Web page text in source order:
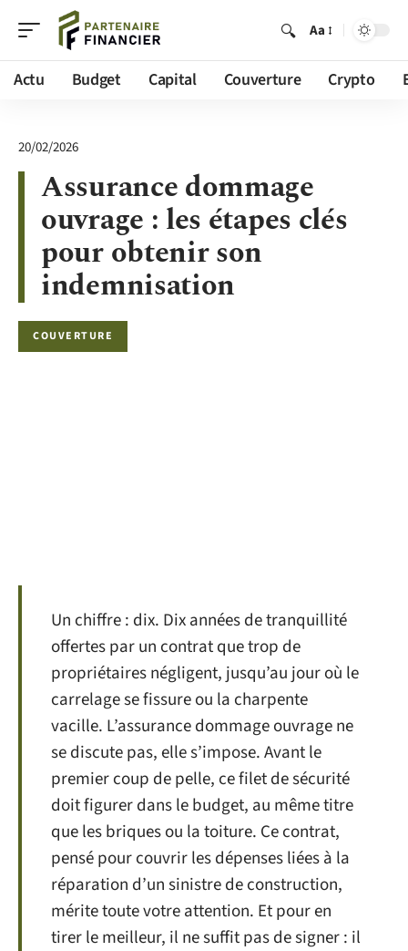
Aa
Actu Budget Capital Couverture Crypto
20/02/2026
Assurance dommage
ouvrage : les étapes clés
pour obtenir son
indemnisation
COUVERTURE
Un chiffre : dix. Dix années de tranquillité
offertes par un contrat que trop de
propriétaires négligent, jusqu’au jour où le
carrelage se fissure ou la charpente
vacille. L’assurance dommage ouvrage ne
se discute pas, elle s’impose. Avant le
premier coup de pelle, ce filet de sécurité
doit figurer dans le budget, au même titre
que les briques ou la toiture. Ce contrat,
pensé pour couvrir les dépenses liées à la
réparation d’un sinistre de construction,
mérite toute votre attention. Et pour en
tirer le meilleur, il ne suffit pas de signer : il